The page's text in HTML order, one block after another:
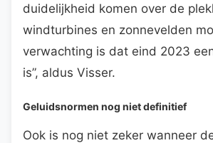
duidelijkheid komen over de
windturbines en zonnevelden
verwachting is dat eind 2023
is”, aldus Visser.
Geluidsnormen nog niet definitief
Ook is nog niet zeker wanneer